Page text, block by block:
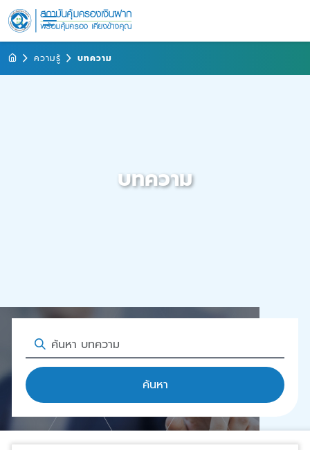
ความรู้ บทความ
บทความ
ค้นหา